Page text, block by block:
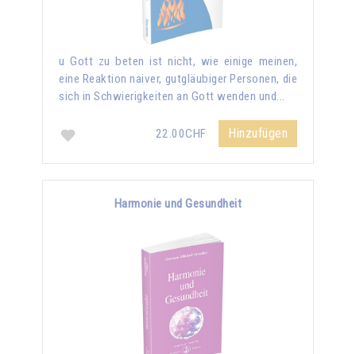
u Gott zu beten ist nicht, wie einige meinen,
eine Reaktion naiver, gutgläubiger Personen, die
sich in Schwierigkeiten an Gott wenden und...
22.00CHF Hinzufügen
Harmonie und Gesundheit